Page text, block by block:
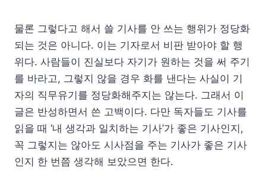
물론 그렇다고 해서 쓸 기사를 안 쓰는 행위가 정당화
되는 것은 아니다. 이는 기자로서 비판 받아야 할 행
위다. 사람들이 진실보다 자기가 원하는 것을 써 주기
를 바라고, 그렇지 않을 경우 화를 낸다는 사실이 기
자의 직무유기를 정당화해주지는 않는다. 그래서 이
글은 반성하면서 쓴 고백이다. 다만 독자들도 기사를
읽을 때 ‘내 생각과 일치하는 기사’가 좋은 기사인지,
꼭 그렇지는 않아도 시사점을 주는 기사가 좋은 기사
인지 한 번쯤 생각해 보았으면 한다.